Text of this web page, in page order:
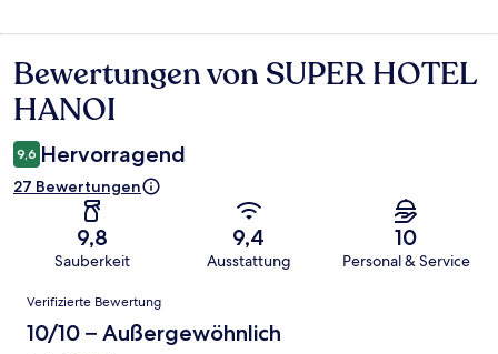
Bewertungen
Bewertungen von SUPER HOTEL
HANOI
9,6 Hervorragend
27 Bewertungen
9,8
Sauberkeit
9,4
Ausstattung
10
Personal & Service
Bewertungen
Verifizierte Bewertung
10/10 – Außergewöhnlich